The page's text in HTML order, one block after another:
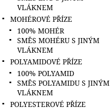
VLÁKNEM
MOHÉROVÉ PŘÍZE
100% MOHÉR
SMĚS MOHÉRU S JINÝM
VLÁKNEM
POLYAMIDOVÉ PŘÍZE
100% POLYAMID
SMĚS POLYAMIDU S JINÝM
VLÁKNEM
POLYESTEROVÉ PŘÍZE